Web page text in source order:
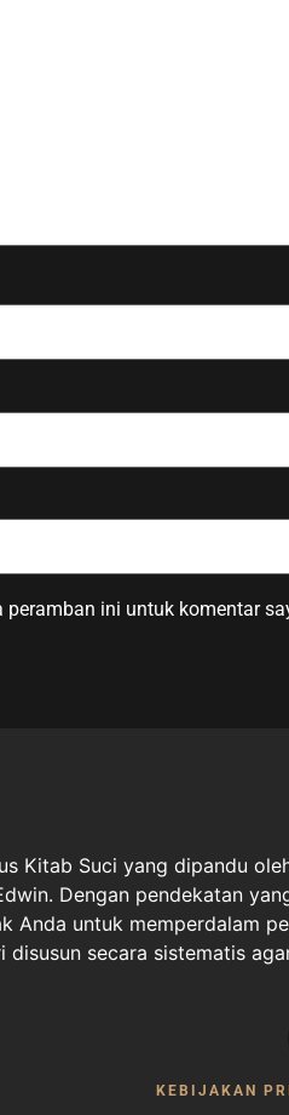
ini untuk komentar
Kitab Suci yang dipandu
Dengan pendekatan
Anda untuk memperdalam
secara sistematis
KEBIJAKAN